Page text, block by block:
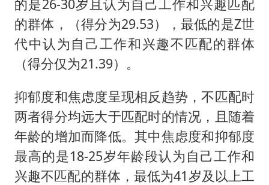
的是26-30岁且认为自己工作和兴趣匹配
的群体，（得分为29.53），最低的是Z世
代中认为自己工作和兴趣不匹配的群体
（得分仅为21.39）。
抑郁度和焦虑度呈现相反趋势，不匹配时
两者得分均远大于匹配时的情况，且随着
年龄的增加而降低。其中焦虑度和抑郁度
最高的是18-25岁年龄段认为自己工作和
兴趣不匹配的群体，最低为41岁及以上工